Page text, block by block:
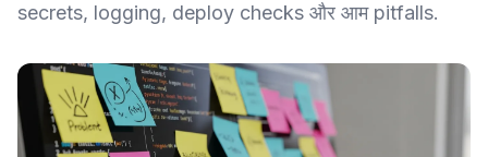
secrets, logging, deploy checks और आम pitfalls.